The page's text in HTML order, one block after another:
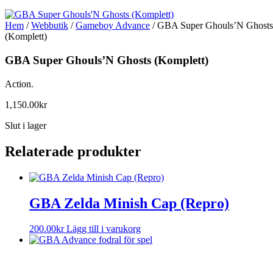
Hem /Webbutik /Gameboy Advance / GBA Super Ghouls’N Ghosts
(Komplett)
GBA Super Ghouls’N Ghosts (Komplett)
Action.
1,150.00kr
Slut i lager
Relaterade produkter
GBA Zelda Minish Cap (Repro)
200.00kr Lägg till i varukorg